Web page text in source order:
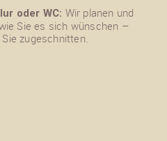
oder WC: Wir planen und
Sie es sich wünschen –
zugeschnitten.